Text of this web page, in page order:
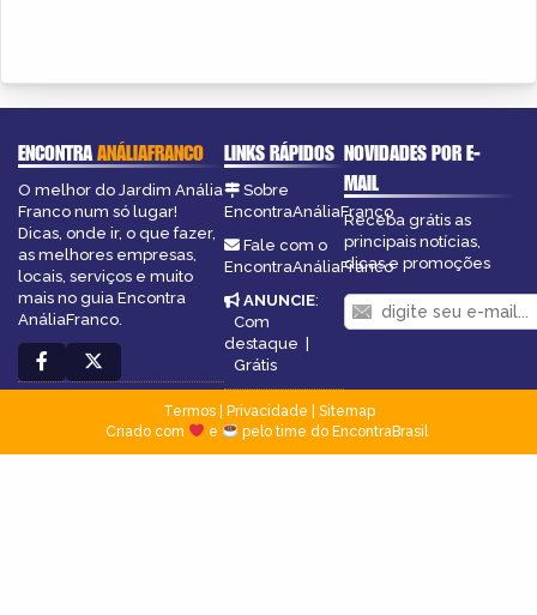
ENCONTRAANÁLIAFRANCO
O melhor do Jardim Anália
Franco num só lugar!
Dicas, onde ir, o que fazer,
as melhores empresas,
locais, serviços e muito
mais no guia Encontra
AnáliaFranco.
LINKS RÁPIDOS
Sobre
EncontraAnáliaFranco
Fale com o
EncontraAnáliaFranco
ANUNCIE:
Com
destaque |
Grátis
NOVIDADES POR E-
MAIL
Receba grátis as
principais notícias,
dicas e promoções
Termos| Privacidade
Sitemap
Criado com
e pelo time do EncontraBrasil